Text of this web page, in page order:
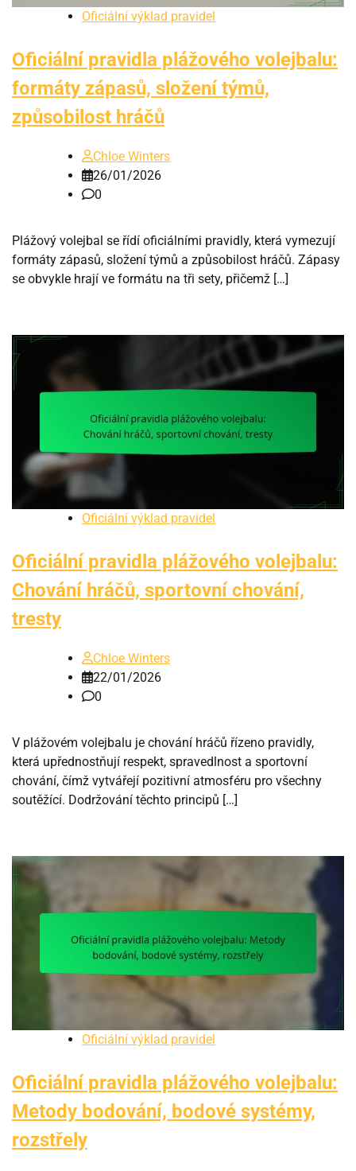
Oficiální výklad pravidel
Oficiální pravidla plážového volejbalu:
formáty zápasů, složení týmů,
způsobilost hráčů
Chloe Winters
26/01/2026
0
Plážový volejbal se řídí oficiálními pravidly, která vymezují
formáty zápasů, složení týmů a způsobilost hráčů. Zápasy
se obvykle hrají ve formátu na tři sety, přičemž […]
Oficiální výklad pravidel
Oficiální pravidla plážového volejbalu:
Chování hráčů, sportovní chování,
tresty
Chloe Winters
22/01/2026
0
V plážovém volejbalu je chování hráčů řízeno pravidly,
která upřednostňují respekt, spravedlnost a sportovní
chování, čímž vytvářejí pozitivní atmosféru pro všechny
soutěžící. Dodržování těchto principů […]
Oficiální výklad pravidel
Oficiální pravidla plážového volejbalu:
Metody bodování, bodové systémy,
rozstřely